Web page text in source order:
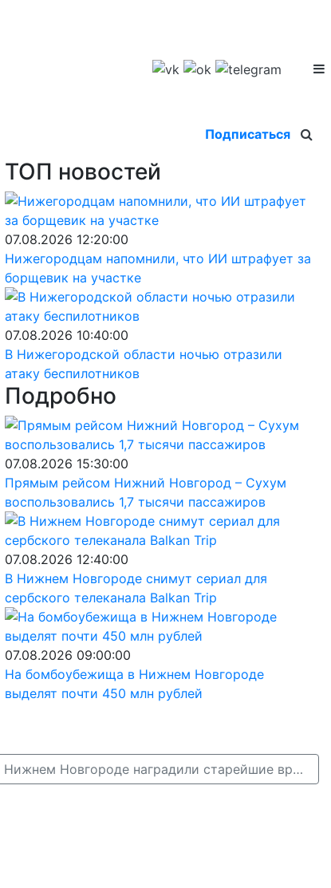
Подписаться
ТОП новостей
07.08.2026 12:20:00
Нижегородцам напомнили, что ИИ штрафует за
борщевик на участке
07.08.2026 10:40:00
В Нижегородской области ночью отразили
атаку беспилотников
Подробно
07.08.2026 15:30:00
Прямым рейсом Нижний Новгород – Сухум
воспользовались 1,7 тысячи пассажиров
07.08.2026 12:40:00
В Нижнем Новгороде снимут сериал для
сербского телеканала Balkan Trip
07.08.2026 09:00:00
На бомбоубежища в Нижнем Новгороде
выделят почти 450 млн рублей
828 лет в медицине: в Нижнем Новгороде наградили старейшие врачебные династии →